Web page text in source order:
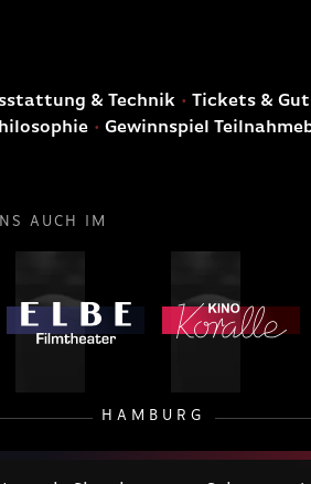
& Technik Tickets &
Gewinnspiel
AUCH IM
HAMBURG